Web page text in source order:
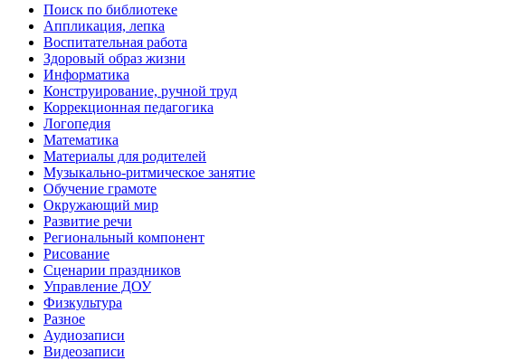
Поиск по библиотеке
Аппликация, лепка
Воспитательная работа
Здоровый образ жизни
Информатика
Конструирование, ручной труд
Коррекционная педагогика
Логопедия
Математика
Материалы для родителей
Музыкально-ритмическое занятие
Обучение грамоте
Окружающий мир
Развитие речи
Региональный компонент
Рисование
Сценарии праздников
Управление ДОУ
Физкультура
Разное
Аудиозаписи
Видеозаписи